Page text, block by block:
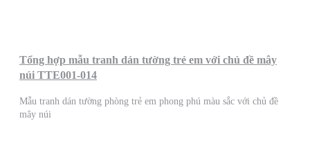
Tổng hợp mẫu tranh dán tường trẻ em với chủ đề mây
núi TTE001-014
Mẫu tranh dán tường phòng trẻ em phong phú màu sắc với chủ đề
mây núi